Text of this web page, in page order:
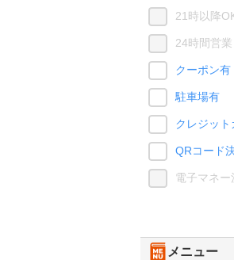
21時以降
24時間営業
クーポン有
駐車場有
クレジッ
QRコード
電子マネー
メニュー